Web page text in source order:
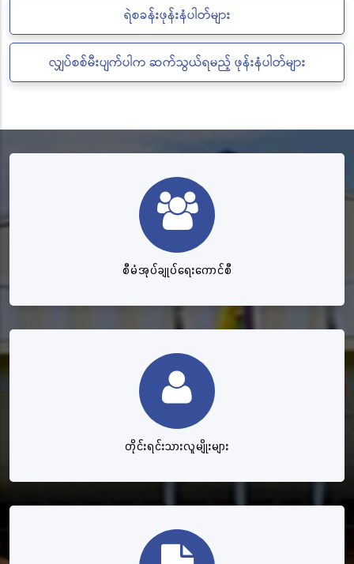
ရဲစခန်းဖုန်းနံပါတ်များ
လျှပ်စစ်မီးပျက်ပါက ဆက်သွယ်ရမည့် ဖုန်းနံပါတ်များ
စီမံအုပ်ချုပ်ရေးကောင်စီ
တိုင်းရင်းသားလူမျိုးများ